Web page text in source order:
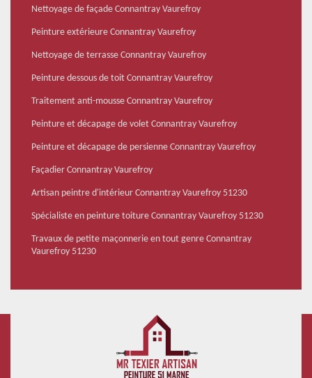
Nettoyage de façade Connantray Vaurefroy
Peinture extérieure Connantray Vaurefroy
Nettoyage de terrasse Connantray Vaurefroy
Peinture dessous de toit Connantray Vaurefroy
Traitement anti-mousse Connantray Vaurefroy
Peinture et décapage de volet Connantray Vaurefroy
Peinture et décapage de persienne Connantray Vaurefroy
Façadier Connantray Vaurefroy
Artisan peintre d'intérieur Connantray Vaurefroy 51230
Spécialiste en peinture toiture Connantray Vaurefroy 51230
Travaux de petite maçonnerie en tout genre Connantray
Vaurefroy 51230